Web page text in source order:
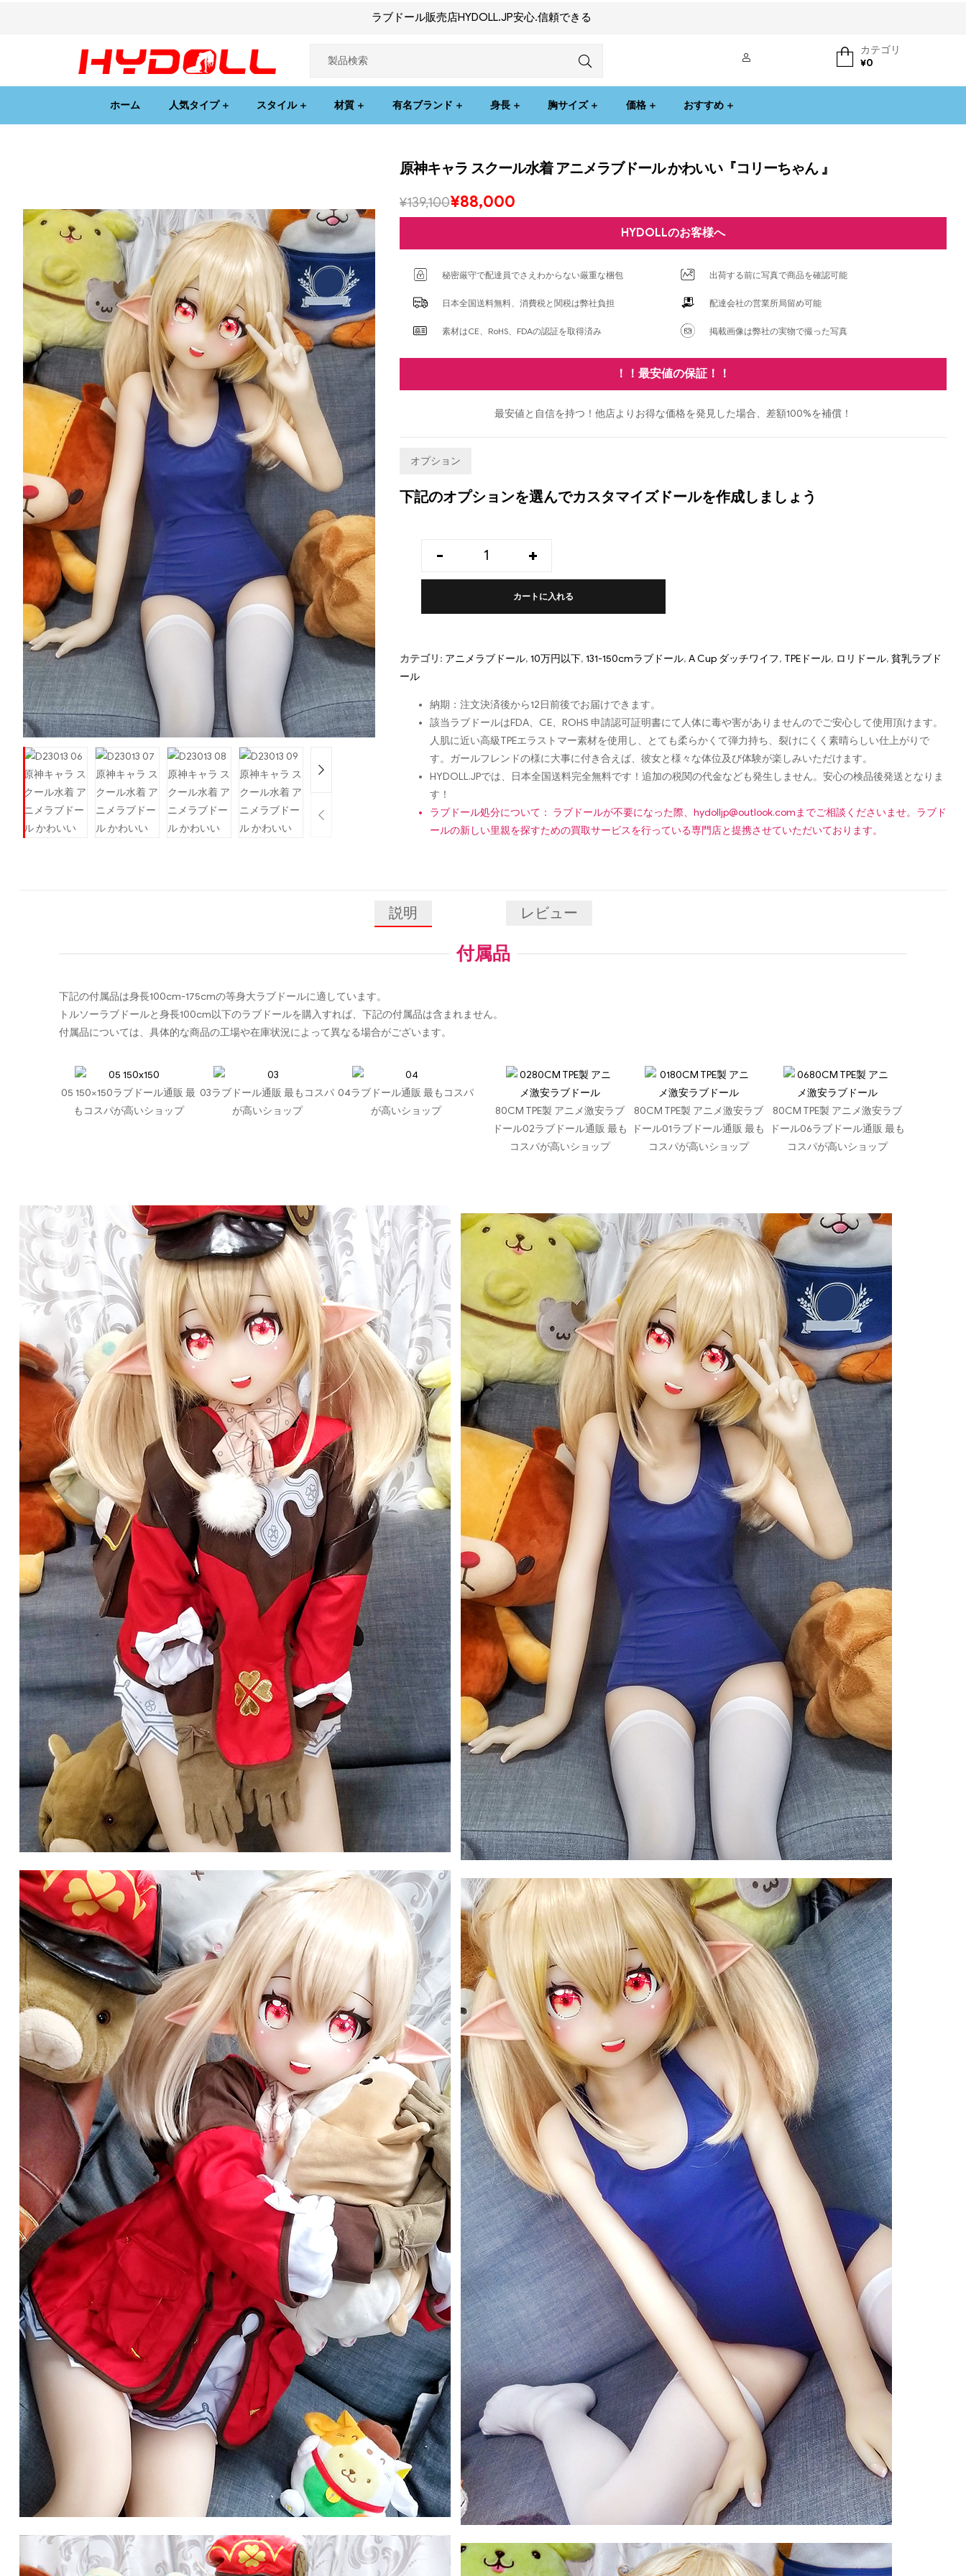
ラブドール販売店HYDOLL.JP安心.信頼できる
カテゴリ
¥0
ホーム 人気タイプ スタイル 材質 有名ブランド 身長 胸サイズ 価格 おすすめ
原神キャラ スクール水着 アニメラブドール かわいい『コリーちゃん 』
¥139,100¥88,000
HYDOLLのお客様へ
秘密厳守で配達員でさえわからない厳重な梱包 出荷する前に写真で商品を確認可能
日本全国送料無料、消費税と関税は弊社負担 配達会社の営業所局留め可能
素材はCE、RoHS、FDAの認証を取得済み 掲載画像は弊社の実物で撮った写真
！！最安値の保証！！
最安値と自信を持つ！他店よりお得な価格を発見した場合、差額100%を補償！
オプション
下記のオプションを選んでカスタマイズドールを作成しましょう
- +
カートに入れる
カテゴリ: アニメラブドール, 10万円以下, 131-150cmラブドール, A Cup ダッチワイフ, TPEドール, ロリドール, 貧乳ラブド
ール
納期：注文決済後から12日前後でお届けできます。
該当ラブドールはFDA、CE、ROHS 申請認可証明書にて人体に毒や害がありませんのでご安心して使用頂けます。
人肌に近い高級TPEエラストマー素材を使用し、とても柔らかくて弾力持ち、裂けにくく素晴らしい仕上がりで
す。ガールフレンドの様に大事に付き合えば、彼女と様々な体位及び体験が楽しみいただけます。
HYDOLL.JPでは、日本全国送料完全無料です！追加の税関の代金なども発生しません。安心の検品後発送となりま
す！
ラブドール処分について： ラブドールが不要になった際、 hydolljp@outlook.comまでご相談くださいませ。ラブド
ールの新しい里親を探すための買取サービスを行っている専門店と提携させていただいております。
説明 レビュー
付属品
下記の付属品は身長100cm-175cmの等身大ラブドールに適しています。
トルソーラブドールと身長100cm以下のラブドールを購入すれば、下記の付属品は含まれません。
付属品については、具体的な商品の工場や在庫状況によって異なる場合がございます。
05 150×150ラブドール通販 最
もコスパが高いショップ
03ラブドール通販 最もコスパ
が高いショップ
04ラブドール通販 最もコスパ
が高いショップ
80CM TPE製 アニメ激安ラブ
ドール02ラブドール通販 最も
コスパが高いショップ
80CM TPE製 アニメ激安ラブ
ドール01ラブドール通販 最も
コスパが高いショップ
80CM TPE製 アニメ激安ラブ
ドール06ラブドール通販 最も
コスパが高いショップ